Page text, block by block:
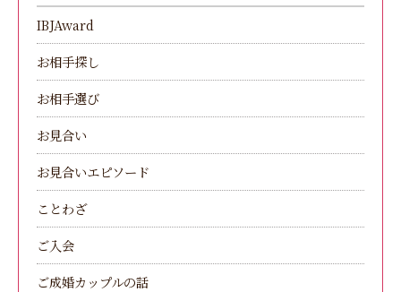
IBJAward
お相手探し
お相手選び
お見合い
お見合いエピソード
ことわざ
ご入会
ご成婚カップルの話